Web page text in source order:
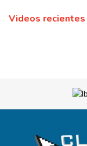
Videos recientes